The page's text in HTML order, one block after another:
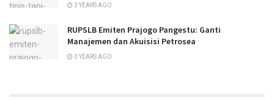
3 YEARS AGO
RUPSLB Emiten Prajogo Pangestu: Ganti
Manajemen dan Akuisisi Petrosea
3 YEARS AGO